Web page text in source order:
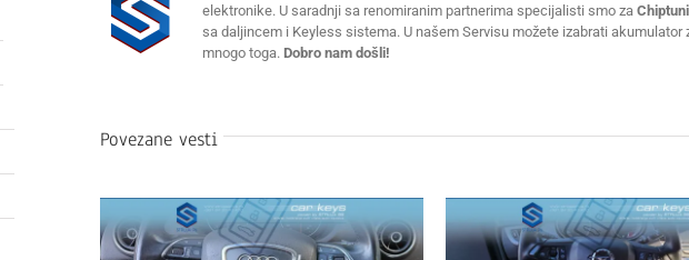
elektronike. U saradnji sa renomiranim partnerima specijalisti smo za
sa daljincem i Keyless sistema. U našem Servisu možete izabrati
mnogo toga.Dobro nam došli!
Povezane vesti